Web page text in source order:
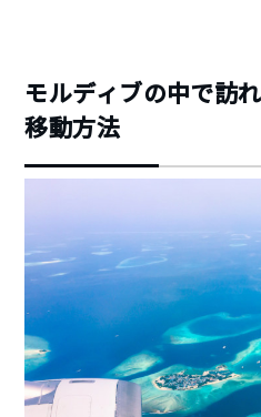
モルディブの中で訪
移動方法